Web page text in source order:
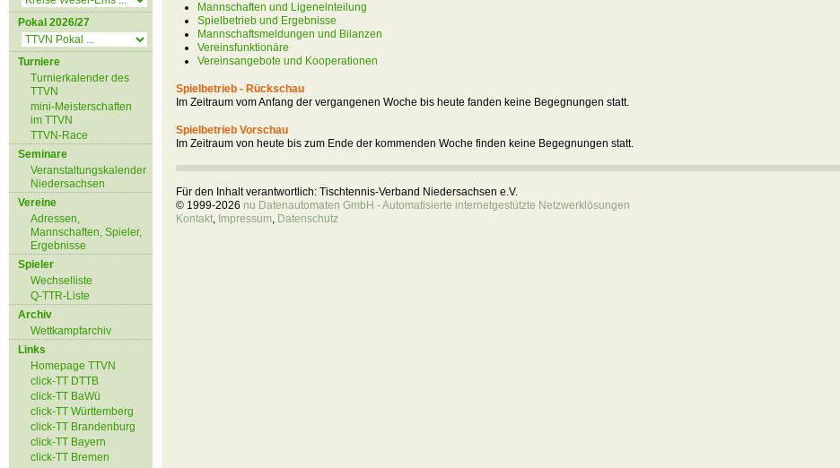
Pokal 2026/27
Turniere
Turnierkalender des
TTVN
mini-Meisterschaften
im TTVN
TTVN-Race
Seminare
Veranstaltungskalender
Niedersachsen
Vereine
Adressen,
Mannschaften, Spieler,
Ergebnisse
Spieler
Wechselliste
Q-TTR-Liste
Archiv
Wettkampfarchiv
Links
Homepage TTVN
click-TT DTTB
click-TT BaWü
click-TT Württemberg
click-TT Brandenburg
click-TT Bayern
click-TT Bremen
Mannschaften und Ligeneinteilung
Spielbetrieb und Ergebnisse
Mannschaftsmeldungen und Bilanzen
Vereinsfunktionäre
Vereinsangebote und Kooperationen
Spielbetrieb - Rückschau
Im Zeitraum vom Anfang der vergangenen Woche bis heute fanden keine Begegnungen statt.
Spielbetrieb Vorschau
Im Zeitraum von heute bis zum Ende der kommenden Woche finden keine Begegnungen statt.
Für den Inhalt verantwortlich: Tischtennis-Verband Niedersachsen e.V.
© 1999-2026 nu Datenautomaten GmbH - Automatisierte internetgestützte Netzwerklösungen
Kontakt, Impressum, Datenschutz